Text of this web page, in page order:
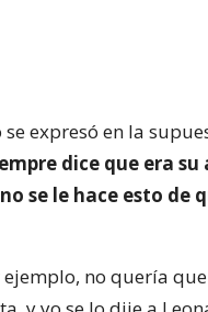
expresó en la
dice que era
se le hace esto de
no quería